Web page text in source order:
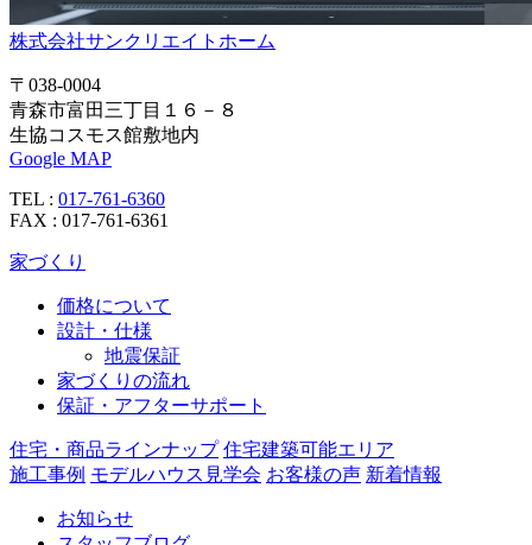
株式会社サンクリエイトホーム
〒038-0004
青森市富田三丁目１６－８
生協コスモス館敷地内
Google MAP
TEL : 017-761-6360
FAX : 017-761-6361
家づくり
価格について
設計・仕様
地震保証
家づくりの流れ
保証・アフターサポート
住宅・商品ラインナップ 住宅建築可能エリア
施工事例 モデルハウス見学会 お客様の声 新着情報
お知らせ